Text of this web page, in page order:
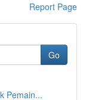
Report Page
Go
Pemain...